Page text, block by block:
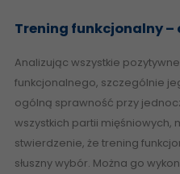
Trening funkcjonalny –
Analizując wszystkie
funkcjonalnego, szczególnie
ogólną sprawność przy
wszystkich partii mięśniowych,
stwierdzenie, że trening
słuszny wybór. Można go